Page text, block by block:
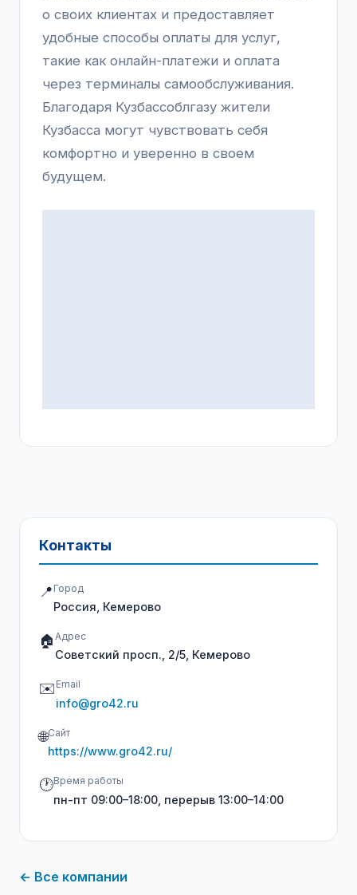
о своих клиентах и предоставляет
удобные способы оплаты для услуг,
такие как онлайн-платежи и оплата
через терминалы самообслуживания.
Благодаря Кузбассоблгазу жители
Кузбасса могут чувствовать себя
комфортно и уверенно в своем
будущем.
Контакты
📍 Город
Россия, Кемерово
🏠 Адрес
Советский просп., 2/5, Кемерово
✉️ Email
info@gro42.ru
🌐Сайт
https://www.gro42.ru/
🕐Время работы
пн-пт 09:00–18:00, перерыв 13:00–14:00
← Все компании